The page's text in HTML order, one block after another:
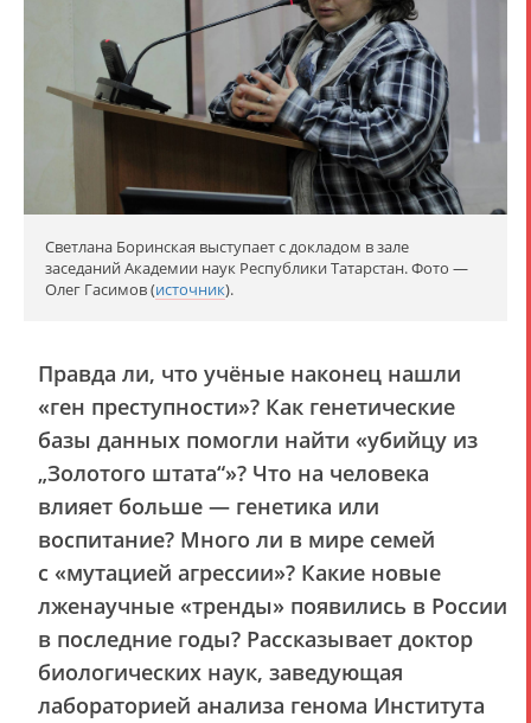
Светлана Боринская выступает с докладом в зале
заседаний Академии наук Республики Татарстан. Фото —
Олег Гасимов (источник).
Правда ли, что учёные наконец нашли
«ген преступности»? Как генетические
базы данных помогли найти «убийцу из
„Золотого штата“»? Что на человека
влияет больше — генетика или
воспитание? Много ли в мире семей
с «мутацией агрессии»? Какие новые
лженаучные «тренды» появились в России
в последние годы? Рассказывает доктор
биологических наук, заведующая
лабораторией анализа генома Института